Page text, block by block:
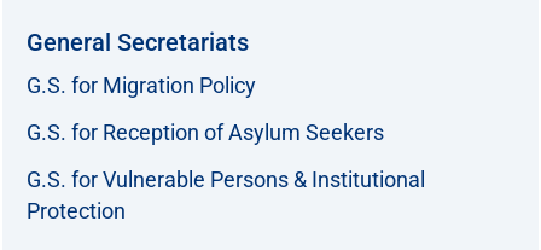
General Secretariats
G.S. for Migration Policy
G.S. for Reception of Asylum Seekers
G.S. for Vulnerable Persons & Institutional
Protection